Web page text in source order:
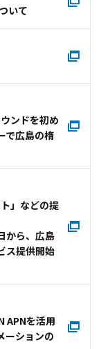
いて
ンドを初め
で広島の楕
」などの提
から、広島
ス提供開始
APNを活用
ーションの